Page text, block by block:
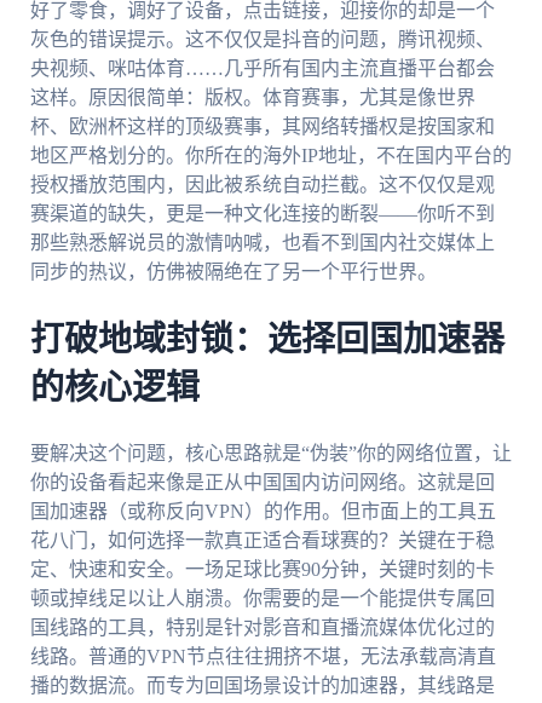
好了零食，调好了设备，点击链接，迎接你的却是一个
灰色的错误提示。这不仅仅是抖音的问题，腾讯视频、
央视频、咪咕体育……几乎所有国内主流直播平台都会
这样。原因很简单：版权。体育赛事，尤其是像世界
杯、欧洲杯这样的顶级赛事，其网络转播权是按国家和
地区严格划分的。你所在的海外IP地址，不在国内平台的
授权播放范围内，因此被系统自动拦截。这不仅仅是观
赛渠道的缺失，更是一种文化连接的断裂——你听不到
那些熟悉解说员的激情呐喊，也看不到国内社交媒体上
同步的热议，仿佛被隔绝在了另一个平行世界。
打破地域封锁：选择回国加速器
的核心逻辑
要解决这个问题，核心思路就是“伪装”你的网络位置，让
你的设备看起来像是正从中国国内访问网络。这就是回
国加速器（或称反向VPN）的作用。但市面上的工具五
花八门，如何选择一款真正适合看球赛的？关键在于稳
定、快速和安全。一场足球比赛90分钟，关键时刻的卡
顿或掉线足以让人崩溃。你需要的是一个能提供专属回
国线路的工具，特别是针对影音和直播流媒体优化过的
线路。普通的VPN节点往往拥挤不堪，无法承载高清直
播的数据流。而专为回国场景设计的加速器，其线路是